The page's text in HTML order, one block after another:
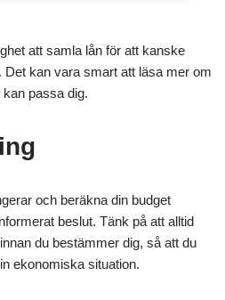
att samla lån för att kanske
Det kan vara smart att läsa mer om
passa dig.
och beräkna din budget
beslut. Tänk på att alltid
du bestämmer dig, så att du
ekonomiska situation.